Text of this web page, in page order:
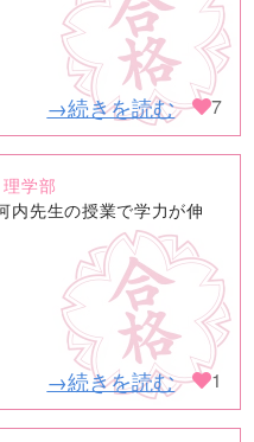
→続きを読む 7
理学部
内先生の授業で学力が伸
→続きを読む 1